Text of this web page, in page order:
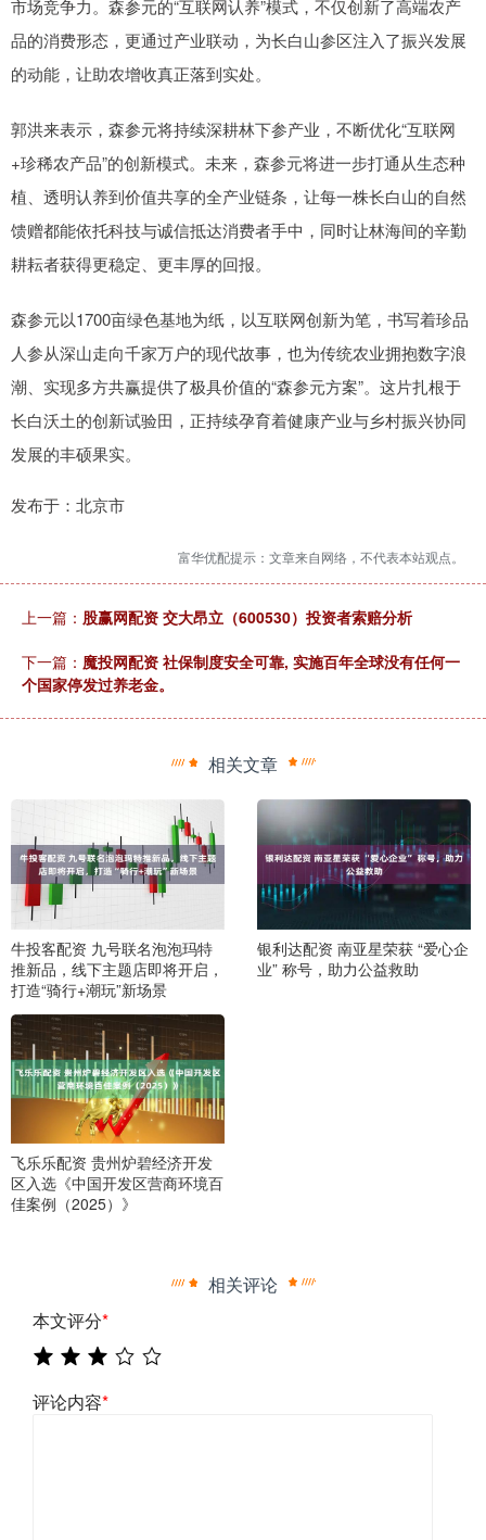
市场竞争力。森参元的“互联网认养”模式，不仅创新了高端农产
品的消费形态，更通过产业联动，为长白山参区注入了振兴发展
的动能，让助农增收真正落到实处。
郭洪来表示，森参元将持续深耕林下参产业，不断优化“互联网
+珍稀农产品”的创新模式。未来，森参元将进一步打通从生态种
植、透明认养到价值共享的全产业链条，让每一株长白山的自然
馈赠都能依托科技与诚信抵达消费者手中，同时让林海间的辛勤
耕耘者获得更稳定、更丰厚的回报。
森参元以1700亩绿色基地为纸，以互联网创新为笔，书写着珍品
人参从深山走向千家万户的现代故事，也为传统农业拥抱数字浪
潮、实现多方共赢提供了极具价值的“森参元方案”。这片扎根于
长白沃土的创新试验田，正持续孕育着健康产业与乡村振兴协同
发展的丰硕果实。
发布于：北京市
富华优配提示：文章来自网络，不代表本站观点。
上一篇： 股赢网配资 交大昂立（600530）投资者索赔分析
下一篇： 魔投网配资 社保制度安全可靠, 实施百年全球没有任何一
个国家停发过养老金。
相关文章
牛投客配资 九号联名泡泡玛特
推新品，线下主题店即将开启，
打造“骑行+潮玩”新场景
银利达配资 南亚星荣获 “爱心企
业” 称号，助力公益救助
飞乐乐配资 贵州炉碧经济开发
区入选《中国开发区营商环境百
佳案例（2025）》
相关评论
本文评分*
评论内容*